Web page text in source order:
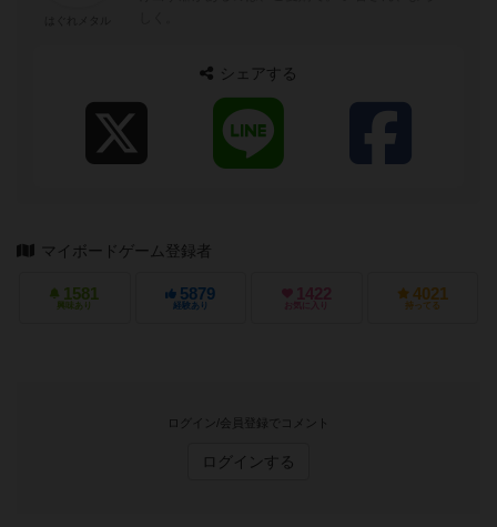
シェアする
マイボードゲーム登録者
1581
興味あり
5879
経験あり
1422
お気に入り
4021
持ってる
ログイン/会員登録でコメント
ログインする